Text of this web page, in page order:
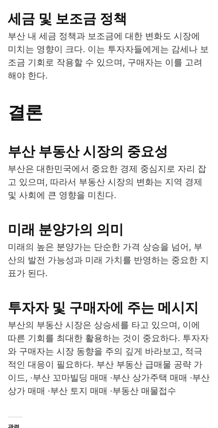
세금 및 보조금 정책
부산 내 세금 정책과 보조금에 대한 변화도 시장에
미치는 영향이 크다. 이는 투자자들에게는 감세나 보
조금 기회로 작용할 수 있으며, 구매자는 이를 고려
해야 한다.
결론
부산 부동산 시장의 중요성
부산은 대한민국에서 중요한 경제 중심지로 자리 잡
고 있으며, 따라서 부동산 시장의 변화는 지역 경제
및 사회에 큰 영향을 미친다.
미래 분양가의 의미
미래의 높은 분양가는 단순한 가격 상승을 넘어, 부
산의 발전 가능성과 미래 가치를 반영하는 중요한 지
표가 된다.
투자자 및 구매자에 주는 메시지
부산의 부동산 시장은 상승세를 타고 있으며, 이에
따른 기회를 최대한 활용하는 것이 중요하다. 투자자
와 구매자는 시장 동향을 주의 깊게 바라보고, 적극
적인 대응이 필요하다. 부산 부동산 급매물 공략 가
이드, ·부산 꼬마빌딩 매매 ·부산 상가주택 매매 ·부산
상가 매매 ·부산 토지 매매 ·부동산 매물접수